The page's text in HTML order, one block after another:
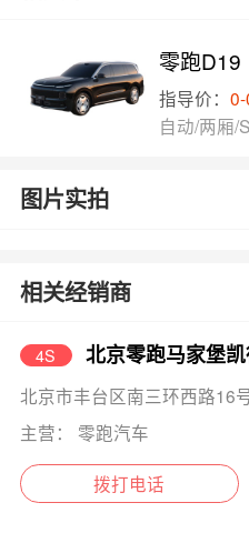
零跑D19
指导价：
自动/两厢/
图片实拍
相关经销商
4S 北京零跑马家堡
北京市丰台区南三环西路16
主营： 零跑汽车
拨打电话